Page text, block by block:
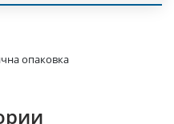
опаковка